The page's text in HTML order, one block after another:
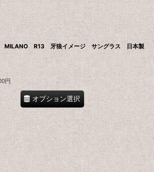
絞り込む
MILANO R13 牙狼イメージ サングラス 日本製
円
オプション選択